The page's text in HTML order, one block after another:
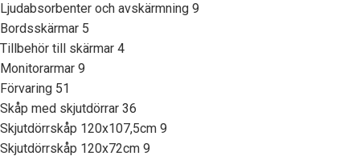
Ljudabsorbenter och avskärmning 9
Bordsskärmar 5
Tillbehör till skärmar 4
Monitorarmar 9
Förvaring 51
Skåp med skjutdörrar 36
Skjutdörrskåp 120x107,5cm 9
Skjutdörrskåp 120x72cm 9